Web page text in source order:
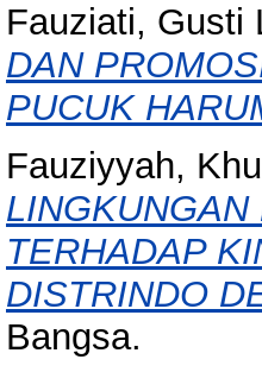
Fauziati, Gusti
DAN
PUCUK
Fauziyyah,
TERHADAP
DISTRINDO
Bangsa.